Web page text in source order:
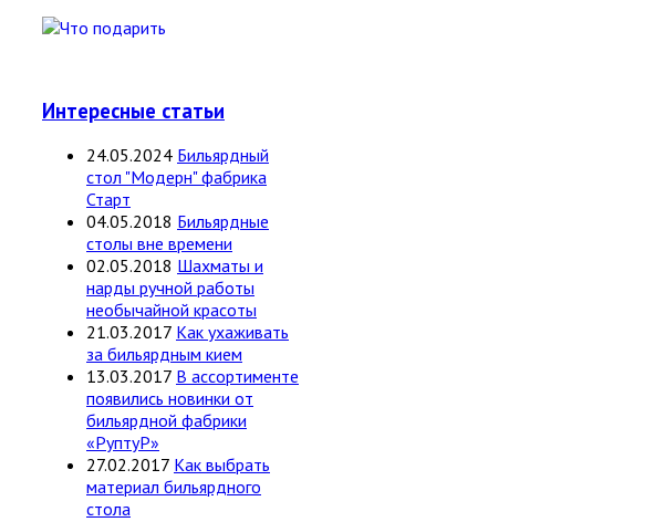
Интересные статьи
24.05.2024 Бильярдный
стол "Модерн" фабрика
Старт
04.05.2018 Бильярдные
столы вне времени
02.05.2018 Шахматы и
нарды ручной работы
необычайной красоты
21.03.2017 Как ухаживать
за бильярдным кием
13.03.2017 В ассортименте
появились новинки от
бильярдной фабрики
«РуптуР»
27.02.2017 Как выбрать
материал бильярдного
стола